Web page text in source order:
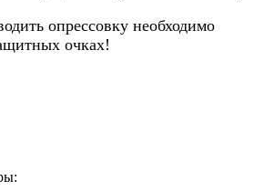
опрессовку необходимо
очках!